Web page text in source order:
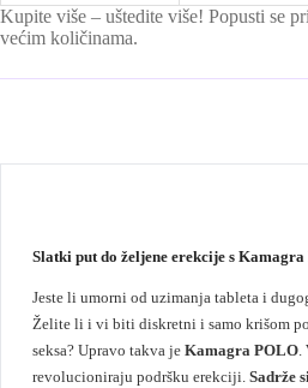
Kupite više – uštedite više! Popusti se
većim količinama.
Slatki put do željene erekcije s
Jeste li umorni od uzimanja tableta i
Želite li i vi biti diskretni i samo krišom
seksa? Upravo takva je Kamagra POLO
revolucioniraju podršku erekciji. Sadrže